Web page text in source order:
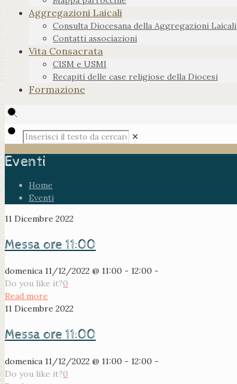
Aggregazioni Laicali
Consulta Diocesana della Aggregazioni Laicali
Contatti associazioni
Vita Consacrata
CISM e USMI
Recapiti delle case religiose della Diocesi
Formazione
✕
Eventi
Home
Eventi
11 Dicembre 2022
Messa ore 11:00
domenica 11/12/2022 @ 11:00 - 12:00 -
Do you like it?0
Read more
11 Dicembre 2022
Messa ore 11:00
domenica 11/12/2022 @ 11:00 - 12:00 -
Do you like it?0